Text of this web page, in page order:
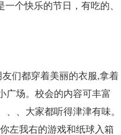
个快乐的节日，有吃的、
们都穿着美丽的衣服,拿着
广场。校会的内容可丰富
、大家都听得津津有味。
左我右的游戏和纸球入箱